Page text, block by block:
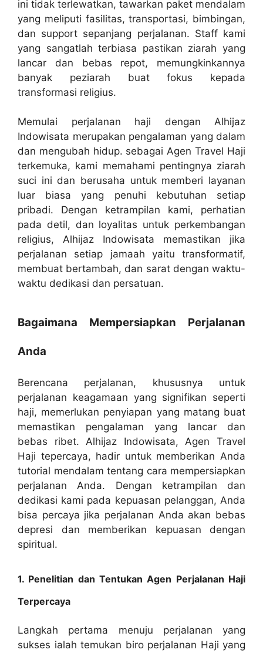
ini tidak terlewatkan, tawarkan paket mendalam
yang meliputi fasilitas, transportasi, bimbingan,
dan support sepanjang perjalanan. Staff kami
yang sangatlah terbiasa pastikan ziarah yang
lancar dan bebas repot, memungkinkannya
banyak peziarah buat fokus kepada
transformasi religius.
Memulai perjalanan haji dengan Alhijaz
Indowisata merupakan pengalaman yang dalam
dan mengubah hidup. sebagai Agen Travel Haji
terkemuka, kami memahami pentingnya ziarah
suci ini dan berusaha untuk memberi layanan
luar biasa yang penuhi kebutuhan setiap
pribadi. Dengan ketrampilan kami, perhatian
pada detil, dan loyalitas untuk perkembangan
religius, Alhijaz Indowisata memastikan jika
perjalanan setiap jamaah yaitu transformatif,
membuat bertambah, dan sarat dengan waktu-
waktu dedikasi dan persatuan.
Bagaimana Mempersiapkan Perjalanan
Anda
Berencana perjalanan, khususnya untuk
perjalanan keagamaan yang signifikan seperti
haji, memerlukan penyiapan yang matang buat
memastikan pengalaman yang lancar dan
bebas ribet. Alhijaz Indowisata, Agen Travel
Haji tepercaya, hadir untuk memberikan Anda
tutorial mendalam tentang cara mempersiapkan
perjalanan Anda. Dengan ketrampilan dan
dedikasi kami pada kepuasan pelanggan, Anda
bisa percaya jika perjalanan Anda akan bebas
depresi dan memberikan kepuasan dengan
spiritual.
1. Penelitian dan Tentukan Agen Perjalanan Haji
Terpercaya
Langkah pertama menuju perjalanan yang
sukses ialah temukan biro perjalanan Haji yang